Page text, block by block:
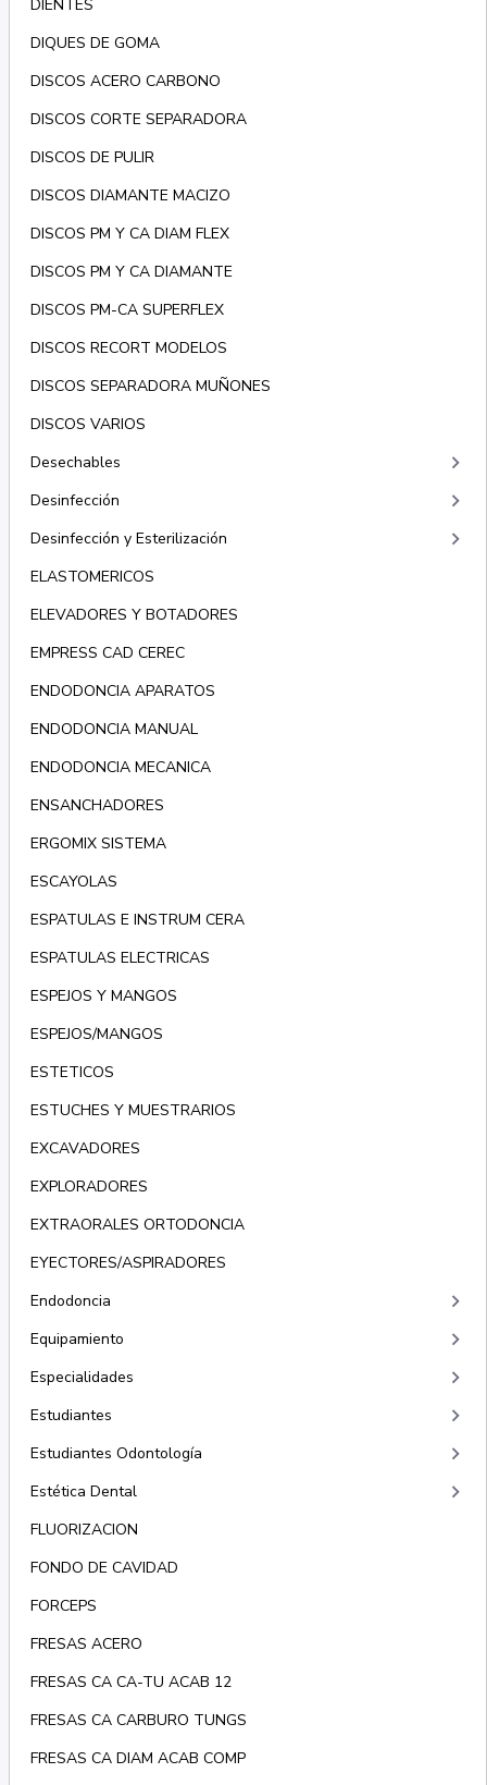
DIENTES
DIQUES DE GOMA
DISCOS ACERO CARBONO
DISCOS CORTE SEPARADORA
DISCOS DE PULIR
DISCOS DIAMANTE MACIZO
DISCOS PM Y CA DIAM FLEX
DISCOS PM Y CA DIAMANTE
DISCOS PM-CA SUPERFLEX
DISCOS RECORT MODELOS
DISCOS SEPARADORA MUÑONES
DISCOS VARIOS
Desechables
keyboard_arrow_right
Desinfección keyboard_arrow_right
Desinfección y Esterilización keyboard_arrow_right
ELASTOMERICOS
ELEVADORES Y BOTADORES
EMPRESS CAD CEREC
ENDODONCIA APARATOS
ENDODONCIA MANUAL
ENDODONCIA MECANICA
ENSANCHADORES
ERGOMIX SISTEMA
ESCAYOLAS
ESPATULAS E INSTRUM CERA
ESPATULAS ELECTRICAS
ESPEJOS Y MANGOS
ESPEJOS/MANGOS
ESTETICOS
ESTUCHES Y MUESTRARIOS
EXCAVADORES
EXPLORADORES
EXTRAORALES ORTODONCIA
EYECTORES/ASPIRADORES
Endodoncia
keyboard_arrow_right
Equipamiento keyboard_arrow_right
Especialidades keyboard_arrow_right
Estudiantes keyboard_arrow_right
Estudiantes Odontología keyboard_arrow_right
Estética Dental keyboard_arrow_right
FLUORIZACION
FONDO DE CAVIDAD
FORCEPS
FRESAS ACERO
FRESAS CA CA-TU ACAB 12
FRESAS CA CARBURO TUNGS
FRESAS CA DIAM ACAB COMP